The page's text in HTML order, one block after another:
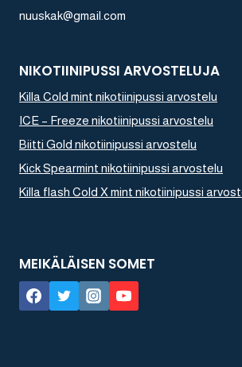
nuuskak@gmail.com
NIKOTIINIPUSSI ARVOSTELUJA
Killa Cold mint nikotiinipussi arvostelu
ICE – Freeze nikotiinipussi arvostelu
Biitti Gold nikotiinipussi arvostelu
Kick Spearmint nikotiinipussi arvostelu
Killa flash Cold X mint nikotiinipussi
MEIKÄLÄISEN SOMET